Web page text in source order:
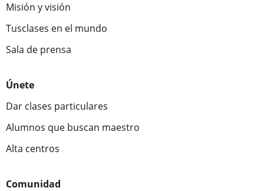
Misión y visión
Tusclases en el mundo
Sala de prensa
Únete
Dar clases particulares
Alumnos que buscan maestro
Alta centros
Comunidad